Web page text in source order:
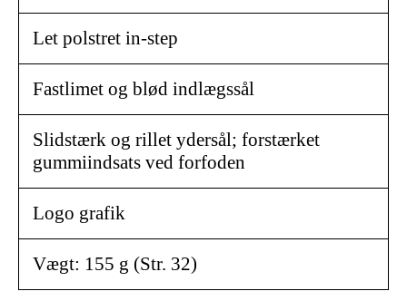
Let polstret in-step
Fastlimet og blød indlægssål
Slidstærk og rillet ydersål; forstærket
gummiindsats ved forfoden
Logo grafik
Vægt: 155 g (Str. 32)